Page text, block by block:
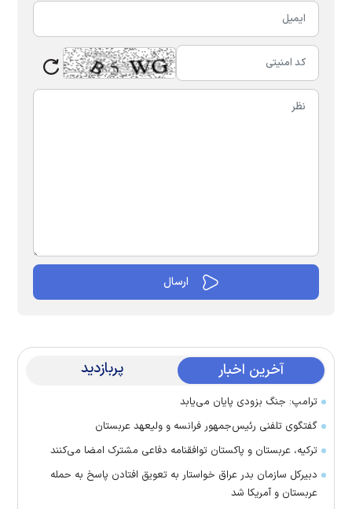
آخرین اخبار پربازدید
ترامپ: جنگ بزودی پایان می‌یابد
گفتگوی تلفنی رئیس‌جمهور فرانسه و ولیعهد عربستان
ترکیه، عربستان و پاکستان توافقنامه دفاعی مشترک امضا می‌کنند
دبیرکل سازمان بدر عراق خواستار به تعویق افتادن پاسخ به حمله
عربستان و آمریکا شد